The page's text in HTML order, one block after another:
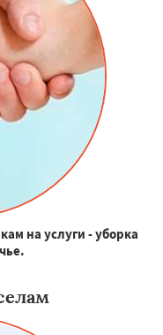
на услуги - уборка